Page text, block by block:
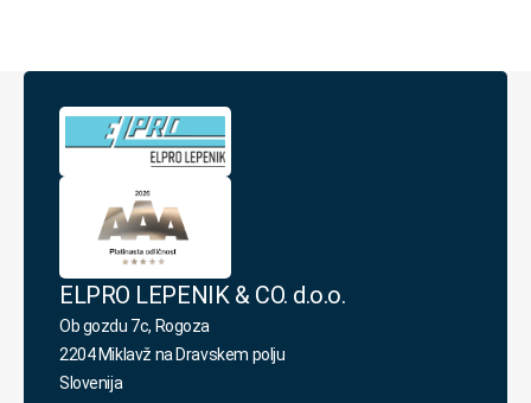
politiko
varovanja
osebnih
ELPRO LEPENIK & CO. d.o.o.
Ob gozdu 7c, Rogoza
2204 Miklavž na Dravskem polju
Slovenija